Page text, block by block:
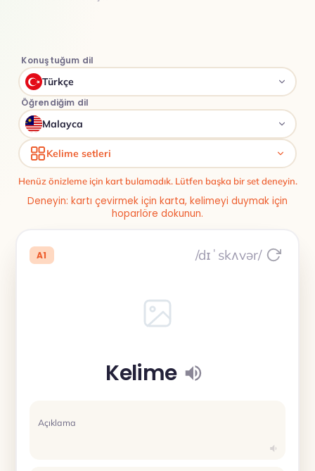
Konuştuğum dil
Türkçe
Öğrendiğim dil
Malayca
Kelime setleri
Henüz önizleme için kart bulamadık. Lütfen başka bir set deneyin.
Deneyin: kartı çevirmek için karta, kelimeyi duymak için
hoparlöre dokunun.
A1 /dɪˈskʌvər/
Kelime
Açıklama